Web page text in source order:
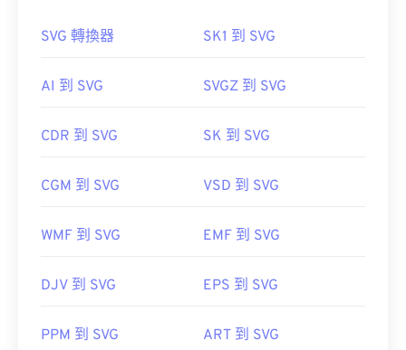
TIFF 轉 JPG
其他替代程序包括 ColorStrokes、GNU 影像處理程
href="https://www.adobe.com/products/
於開啟和處理 TIFF 檔案。 Corporation，現為
初始發布：1986
https://www.adobe.io/open/standards/TIFF.html"
如何開啟 SVG 檔案？
如Firefox或 Microsoft SVG 轉 GIF或
嘗試使用我們的
SVG 轉 JPG或 萬維網聯盟 (W3C)
href="https://www.lifewire.com/svg-file-
https://en.wikipedia.org/wiki/
SVG 轉換器 SK1 到 SVG
AI 到 SVG SVGZ 到 SVG
CDR 到 SVG SK 到 SVG
CGM 到 SVG VSD 到 SVG
WMF 到 SVG EMF 到 SVG
DJV 到 SVG EPS 到 SVG
PPM 到 SVG ART 到 SVG